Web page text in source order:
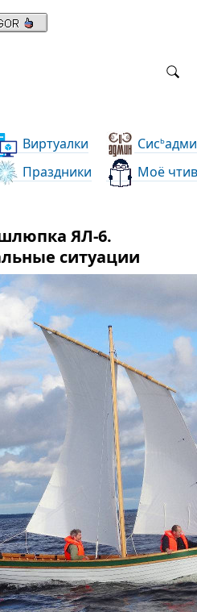
Виртуалки Сись
Праздники Моё
ЯЛ-6.
ситуации